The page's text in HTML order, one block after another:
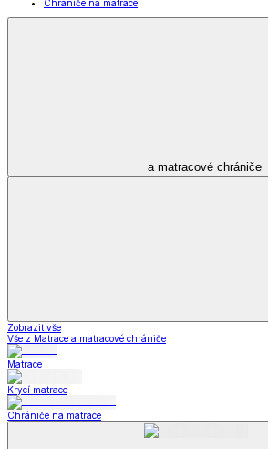
Chrániče na matrace
a matracové chrániče
Zobrazit vše
Vše z Matrace a matracové chrániče
Matrace
Krycí matrace
Chrániče na matrace